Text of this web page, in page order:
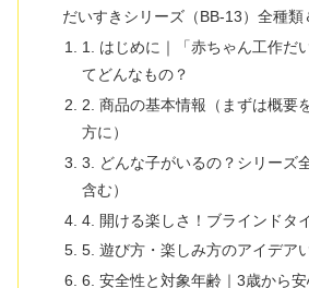
だいすきシリーズ（BB-13）全種類
1. はじめに｜「赤ちゃん工作だ
てどんなもの？
2. 商品の基本情報（まずは概要
方に）
3. どんな子がいるの？シリーズ
含む）
4. 開ける楽しさ！ブラインドタ
5. 遊び方・楽しみ方のアイデア
6. 安全性と対象年齢｜3歳から